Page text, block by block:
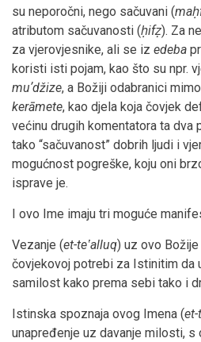
su neporočni, nego sačuvani (
atributom sačuvanosti (ḥifẓ). Za
za vjerovjesnike, ali se iz edeba
koristi isti pojam, kao što su npr.
muʼdžize, a Božiji odabranici
kerāmete, kao djela koja čovjek
većinu drugih komentatora ta dva
tako “sačuvanost” dobrih ljudi i
mogućnost pogreške, koju oni
isprave je.
I ovo Ime imaju tri moguće
Vezanje (et-teʽalluq) uz ovo
čovjekovoj potrebi za Istinitim da
samilost kako prema sebi tako i
Istinska spoznaja ovog Imena (
unapređenje uz davanje milosti, s